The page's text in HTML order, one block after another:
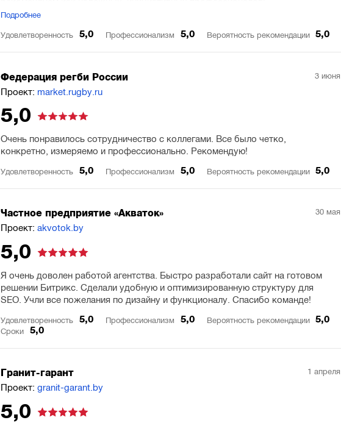
Подробнее
Удовлетворенность 5,0 Профессионализм 5,0 Вероятность рекомендации 5,0
Федерация регби России
Проект: market.rugby.ru
3
5,0
Очень понравилось сотрудничество с коллегами. Все было четко,
конкретно, измеряемо и профессионально. Рекомендую!
Удовлетворенность 5,0 Профессионализм 5,0 Вероятность рекомендации 5,0
Частное предприятие «Акваток»
Проект:akvotok.by
30
5,0
Я очень доволен работой агентства. Быстро разработали сайт на готовом
решении Битрикс. Сделали удобную и оптимизированную структуру для
SEO. Учли все пожелания по дизайну и функционалу. Спасибо команде!
Удовлетворенность 5,0 Профессионализм 5,0 Вероятность рекомендации 5,0
Сроки 5,0
Гранит-гарант
Проект:granit-garant.by
1
5,0